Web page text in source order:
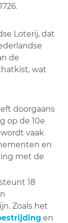
Loterij, dat
de
wat
doorgaans
op de 10e
vaak
en
met de
18
Zoals het
en